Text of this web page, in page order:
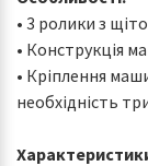
• 3 ролики з
• Конструкція
• Кріплення
необхідність